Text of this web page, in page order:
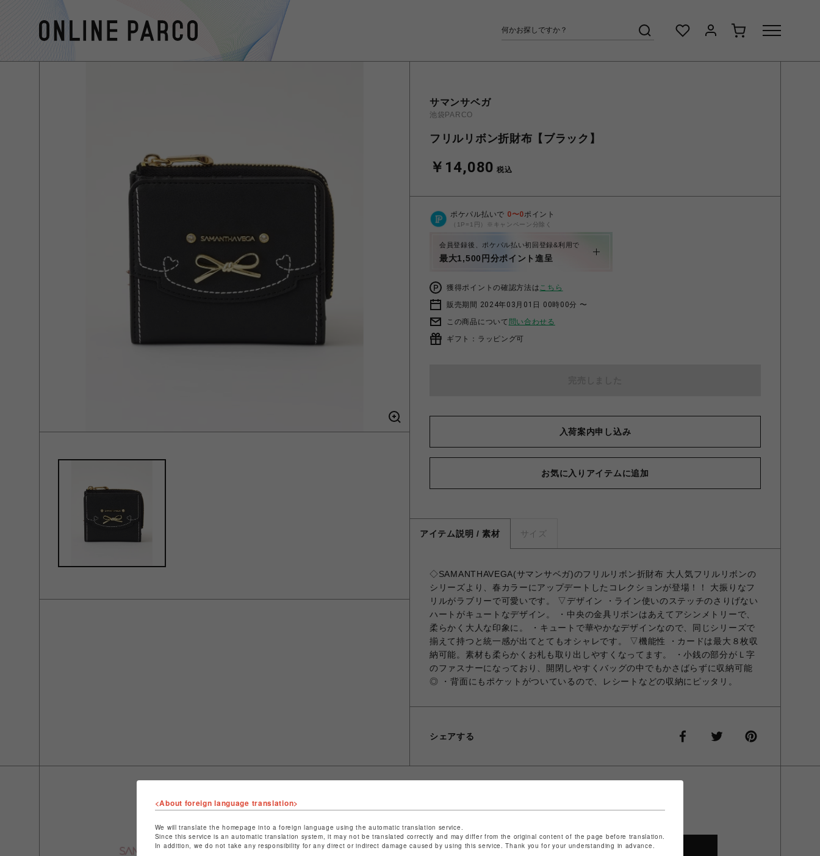
サマンサベガ
池袋PARCO
フリルリボン折財布【ブラック】
￥14,080 税込
ポケパル払いで 0〜0ポイント
（1P=1円）※キャンペーン分除く
会員登録後、ポケパル払い初回登録&利用で
最大1,500円分ポイント進呈
獲得ポイントの確認方法はこちら
販売期間 2024年03月01日 00時00分 〜
この商品について 問い合わせる
ギフト：ラッピング可
入荷案内申し込み
お気に入りアイテムに追加
アイテム説明 / 素材 サイズ
◇SAMANTHAVEGA(サマンサベガ)のフリルリボン折財布 大人気フリルリボンの
シリーズより、春カラーにアップデートしたコレクションが登場！！ 大振りなフ
リルがラブリーで可愛いです。 ▽デザイン ・ライン使いのステッチのさりげない
ハートがキュートなデザイン。 ・中央の金具リボンはあえてアシンメトリーで、
柔らかく大人な印象に。 ・キュートで華やかなデザインなので、同じシリーズで
揃えて持つと統一感が出てとてもオシャレです。 ▽機能性 ・カードは最大８枚収
納可能。素材も柔らかくお札も取り出しやすくなってます。 ・小銭の部分がＬ字
のファスナーになっており、開閉しやすくバッグの中でもかさばらずに収納可能
◎ ・背面にもポケットがついているので、レシートなどの収納にピッタリ。
シェアする
店舗名
池袋PARCO
SHOP TOP
<About foreign language translation>
We will translate the homepage into a foreign language using the automatic translation service.
Since this service is an automatic translation system, it may not be translated correctly and may differ from the original content of the page before translation.
In addition, we do not take any responsibility for any direct or indirect damage caused by using this service. Thank you for your understanding in advance.